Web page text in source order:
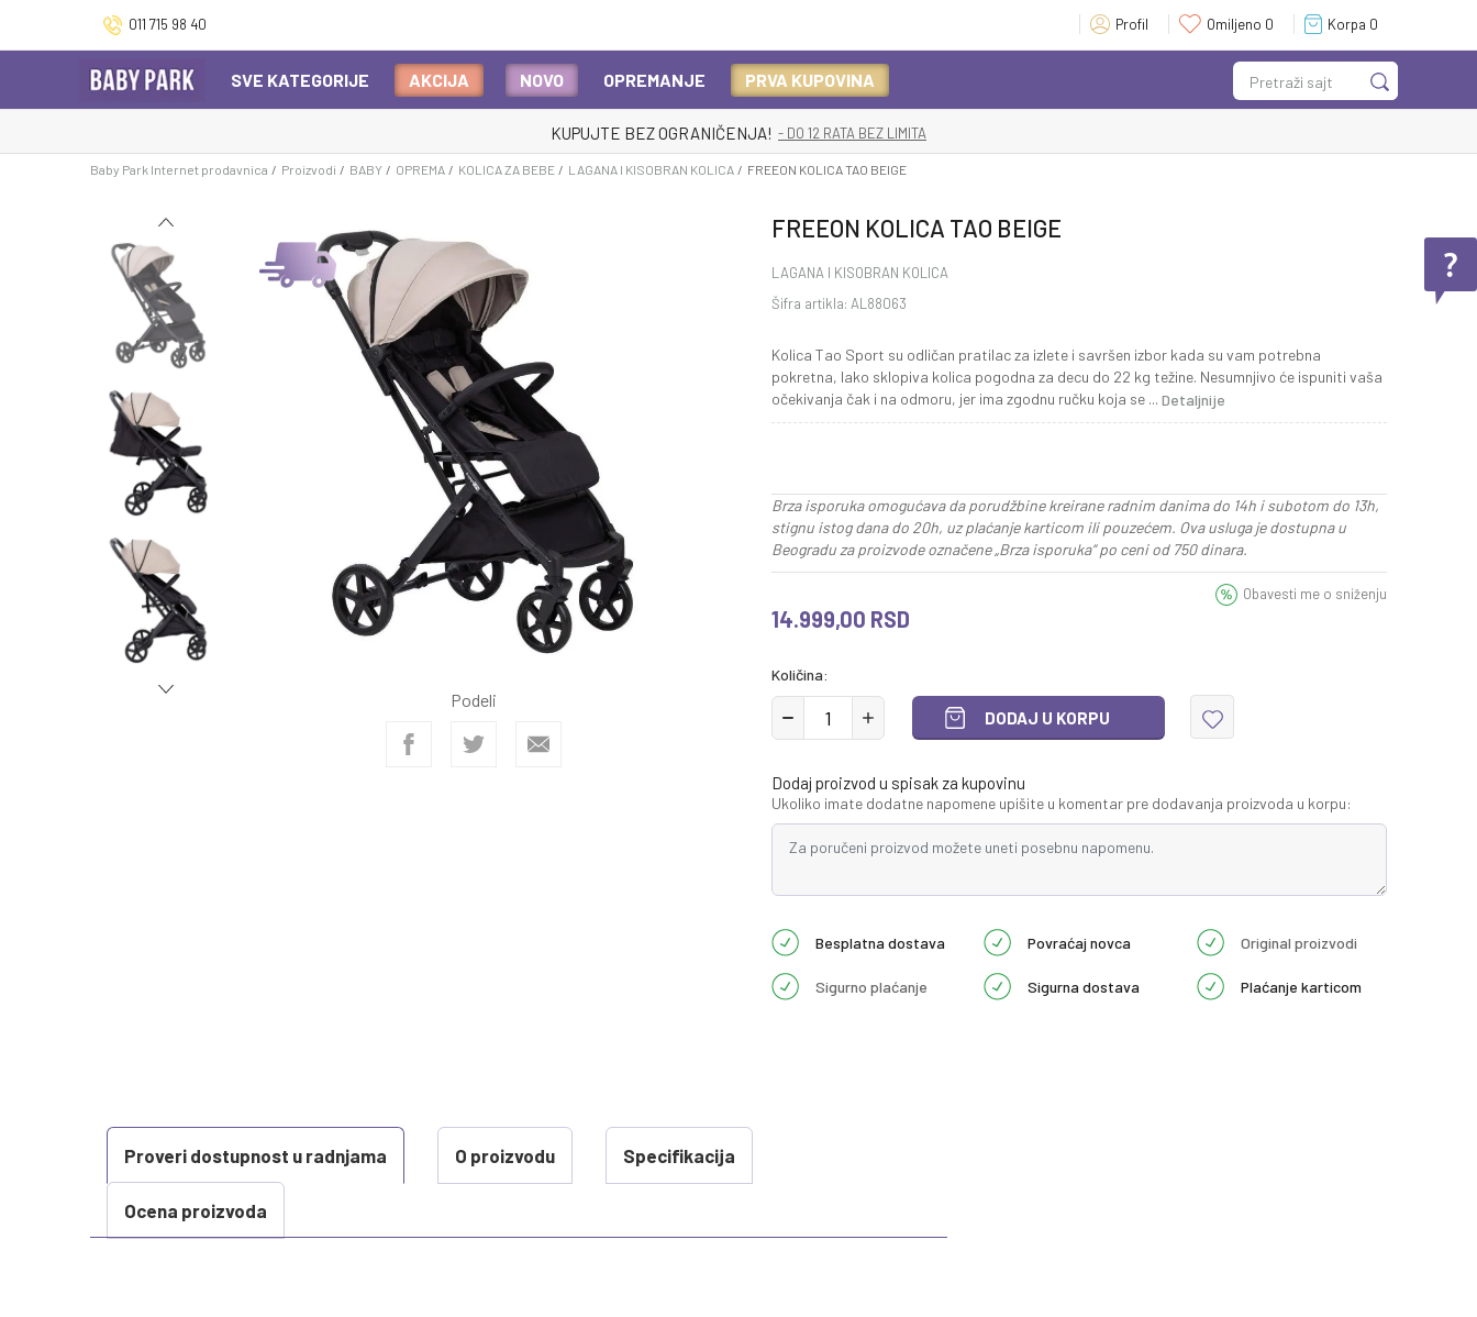
011 715 98 40 Profil Omiljeno 0 Korpa 0
Pretraži sajt
SVE KATEGORIJE AKCIJA NOVO OPREMANJE PRVA KUPOVINA
BESPLATNA ISPORUKA Za sve porudžbine veće od 1000 RSD
Baby Park Internet prodavnica Proizvodi BABY OPREMA KOLICA ZA BEBE LAGANA I KISOBRAN KOLICA FREEON KOLICA TAO BEIGE
Podeli
FREEON KOLICA TAO BEIGE
LAGANA I KISOBRAN KOLICA
Šifra artikla: AL88063
Kolica Tao Sport su odličan pratilac za izlete i savršen izbor kada su vam potrebna
pokretna, lako sklopiva kolica pogodna za decu do 22 kg težine. Nesumnjivo će ispuniti vaša
očekivanja čak i na odmoru, jer ima zgodnu ručku koja se ... Detaljnije
Brza isporuka omogućava da porudžbine kreirane radnim danima do 14h i subotom do 13h,
stignu istog dana do 20h, uz plaćanje karticom ili pouzećem. Ova usluga je dostupna u
Beogradu za proizvode označene „Brza isporuka“ po ceni od 750 dinara.
14.999,00 RSD
Obavesti me o sniženju
Količina:
DODAJ U KORPU
Dodaj proizvod u spisak za kupovinu
Ukoliko imate dodatne napomene upišite u komentar pre dodavanja proizvoda u korpu:
Besplatna dostava Povraćaj novca Original proizvodi
Sigurno plaćanje Sigurna dostava Plaćanje karticom
Proveri dostupnost u radnjama O proizvodu Specifikacija
Ocena proizvoda